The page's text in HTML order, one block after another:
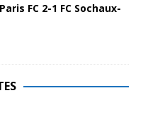
FC 2-1 FC Sochaux-